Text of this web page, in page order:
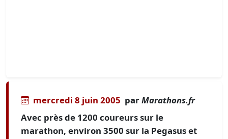
mercredi 8 juin 2005 parMarathons.fr
Avec près de 1200 coureurs sur le
marathon, environ 3500 sur la Pegasus et